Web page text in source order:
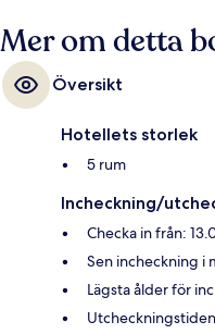
Mer om detta
Översikt
Hotellets storlek
5 rum
Incheckning/
Checka in från:
Sen incheckning i
Lägsta ålder för